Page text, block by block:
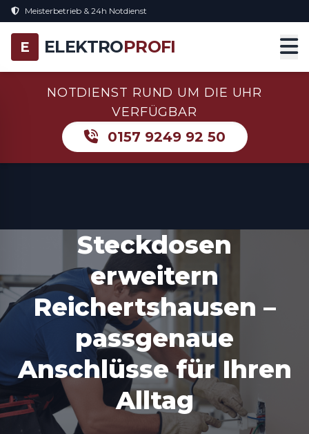
Meisterbetrieb & 24h Notdienst
E ELEKTROPROFI
NOTDIENST RUND UM DIE UHR
VERFÜGBAR
0157 9249 92 50
Steckdosen
erweitern
Reichertshausen –
passgenaue
Anschlüsse für Ihren
Alltag